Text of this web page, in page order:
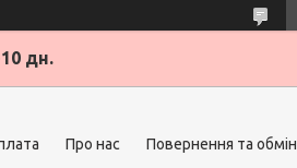
дн.
Про нас Повернення та обмін